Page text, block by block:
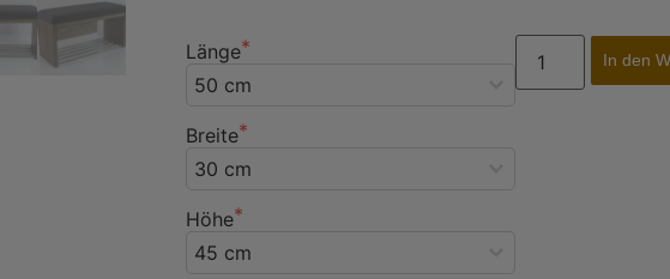
Länge
Breite
Höhe
In den